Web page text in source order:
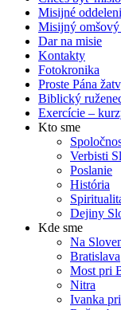
Misijné
Misijný
Dar na misie
Kontakty
Fotokronika
Proste Pána
Biblický
Exercície –
Kto sme
Verbisti
Poslanie
História
Dejiny
Kde sme
Na
Bratislava
Most pri
Nitra
Ivanka